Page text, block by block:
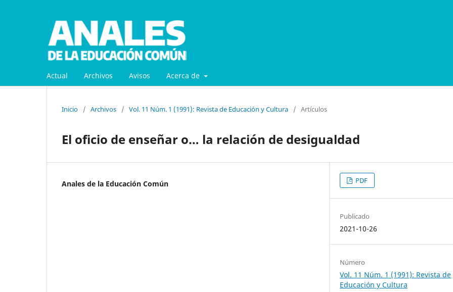
Actual Archivos Avisos Acerca de
Inicio / Archivos / Vol. 11 Núm. 1 (1991): Revista de Educación y Cultura / Artículos
El oficio de enseñar o… la relación de desigualdad
Anales de la Educación Común PDF
Publicado
2021-10-26
Número
Vol. 11 Núm. 1 (1991): Revista de
Educación y Cultura